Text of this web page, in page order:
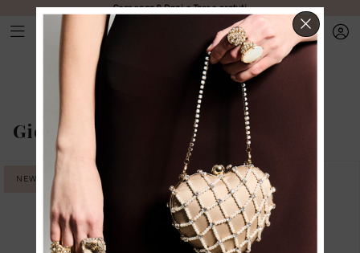
Consegna & Dazi e Tasse gratuti
Gioielli - Orecchini
NEW IN NEW IN